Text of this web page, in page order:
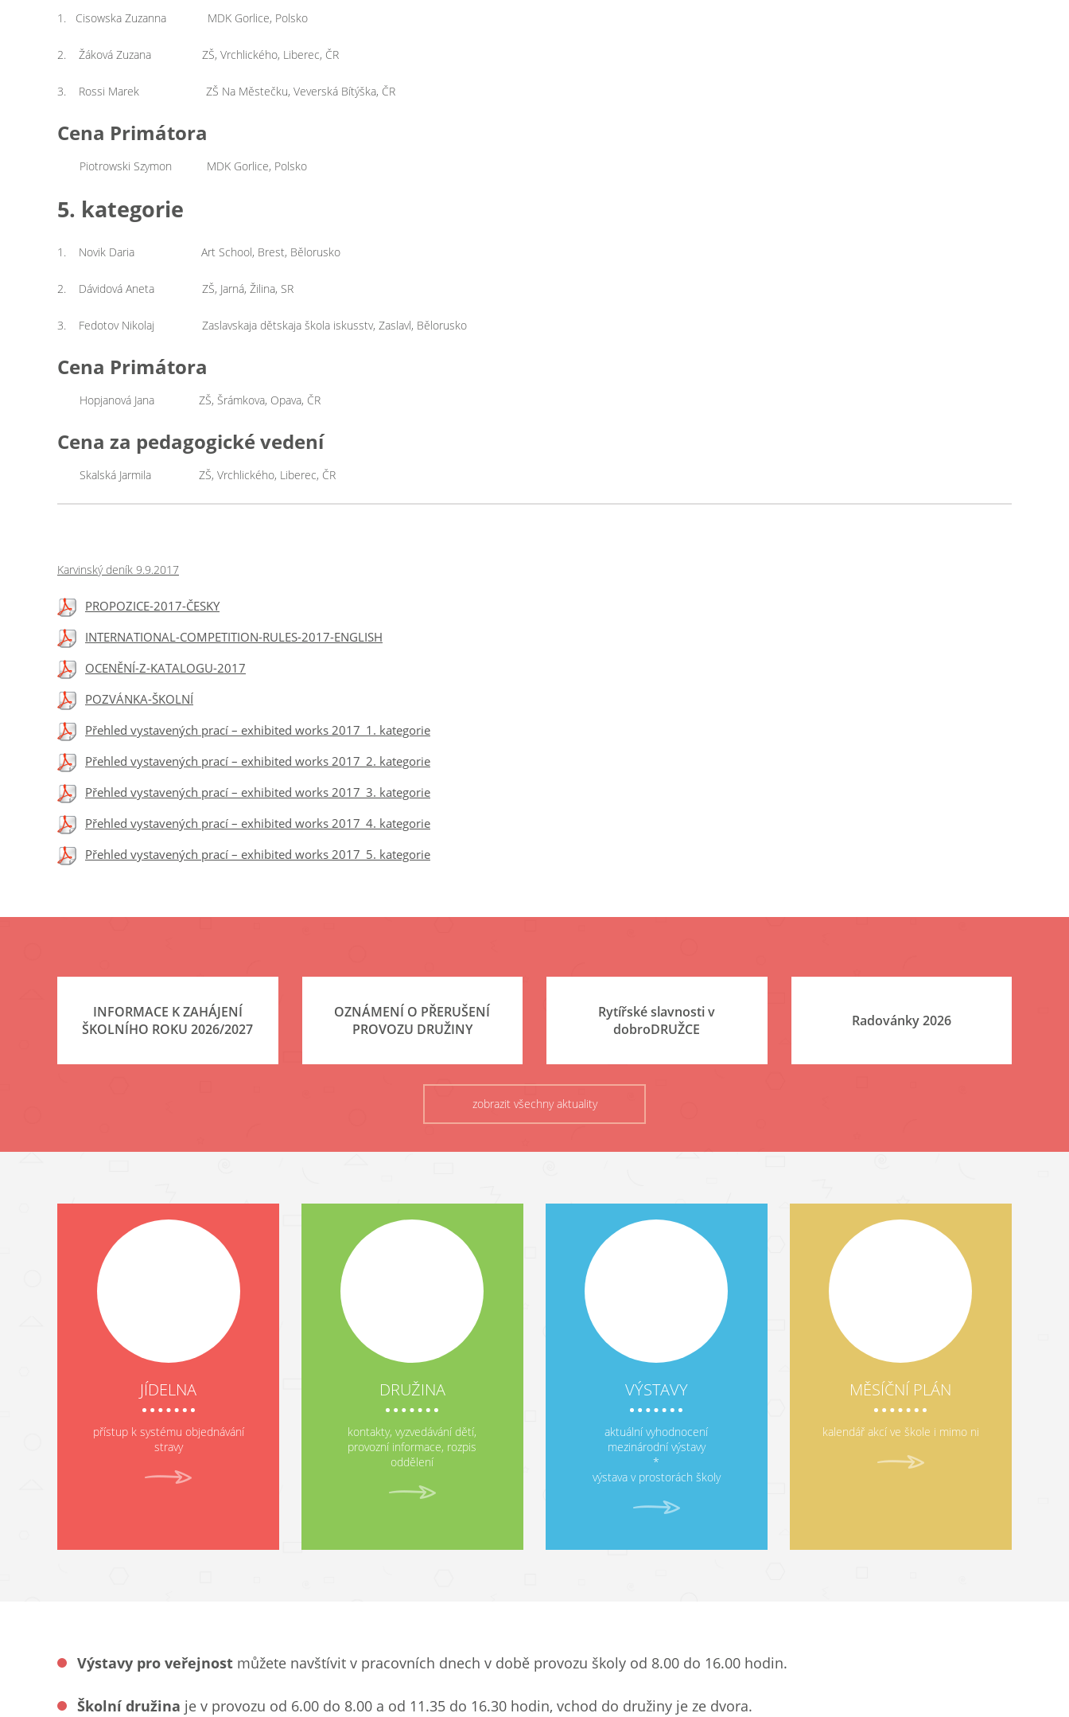
1. Cisowska Zuzanna MDK Gorlice, Polsko
2. Žáková Zuzana ZŠ, Vrchlického, Liberec, ČR
3. Rossi Marek ZŠ Na Městečku, Veverská Bítýška, ČR
Cena Primátora
Piotrowski Szymon MDK Gorlice, Polsko
5. kategorie
1. Novik Daria Art School, Brest, Bělorusko
2. Dávidová Aneta ZŠ, Jarná, Žilina, SR
3. Fedotov Nikolaj Zaslavskaja dětskaja škola iskusstv, Zaslavl, Bělorusko
Cena Primátora
Hopjanová Jana ZŠ, Šrámkova, Opava, ČR
Cena za pedagogické vedení
Skalská Jarmila ZŠ, Vrchlického, Liberec, ČR
Karvinský deník 9.9.2017
PROPOZICE-2017-ČESKY
INTERNATIONAL-COMPETITION-RULES-2017-ENGLISH
OCENĚNÍ-Z-KATALOGU-2017
POZVÁNKA-ŠKOLNÍ
Přehled vystavených prací – exhibited works 2017_1. kategorie
Přehled vystavených prací – exhibited works 2017_2. kategorie
Přehled vystavených prací – exhibited works 2017_3. kategorie
Přehled vystavených prací – exhibited works 2017_4. kategorie
Přehled vystavených prací – exhibited works 2017_5. kategorie
INFORMACE K ZAHÁJENÍ
ŠKOLNÍHO ROKU 2026/2027
OZNÁMENÍ O PŘERUŠENÍ
PROVOZU DRUŽINY
Rytířské slavnosti v
dobroDRUŽCE
Radovánky 2026
zobrazit všechny aktuality
JÍDELNA
přístup k systému objednávání
stravy
DRUŽINA
kontakty, vyzvedávání dětí,
provozní informace, rozpis
oddělení
VÝSTAVY
aktuální vyhodnocení
mezinárodní výstavy
*
výstava v prostorách školy
MĚSÍČNÍ PLÁN
kalendář akcí ve škole i mimo ni
Výstavy pro veřejnost můžete navštívit v pracovních dnech v době provozu školy od 8.00 do 16.00 hodin.
Školní družina je v provozu od 6.00 do 8.00 a od 11.35 do 16.30 hodin, vchod do družiny je ze dvora.